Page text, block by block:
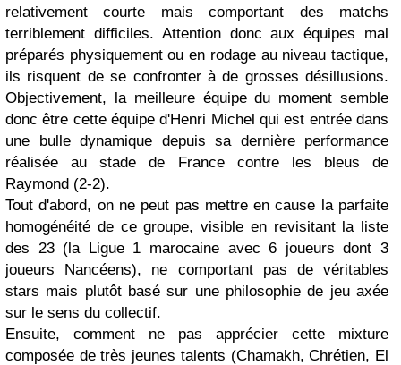
relativement courte mais comportant des matchs
terriblement difficiles. Attention donc aux équipes mal
préparés physiquement ou en rodage au niveau tactique,
ils risquent de se confronter à de grosses désillusions.
Objectivement, la meilleure équipe du moment semble
donc être cette équipe d'Henri Michel qui est entrée dans
une bulle dynamique depuis sa dernière performance
réalisée au stade de France contre les bleus de
Raymond (2-2).
Tout d'abord, on ne peut pas mettre en cause la parfaite
homogénéité de ce groupe, visible en revisitant la liste
des 23 (la Ligue 1 marocaine avec 6 joueurs dont 3
joueurs Nancéens), ne comportant pas de véritables
stars mais plutôt basé sur une philosophie de jeu axée
sur le sens du collectif.
Ensuite, comment ne pas apprécier cette mixture
composée de très jeunes talents (Chamakh, Chrétien, El